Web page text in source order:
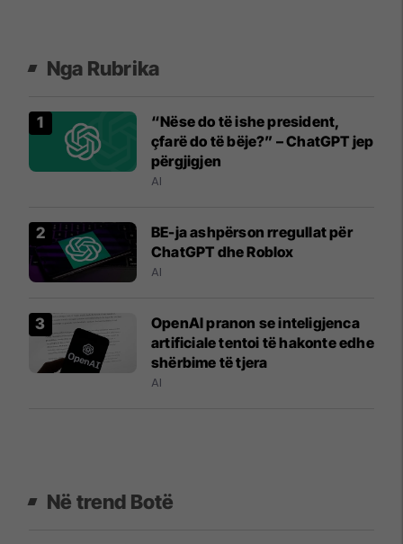
Nga Rubrika
“Nëse do të ishe president,
çfarë do të bëje?” – ChatGPT jep
përgjigjen
AI
BE-ja ashpërson rregullat për
ChatGPT dhe Roblox
AI
OpenAI pranon se inteligjenca
artificiale tentoi të hakonte edhe
shërbime të tjera
AI
Në trend Botë